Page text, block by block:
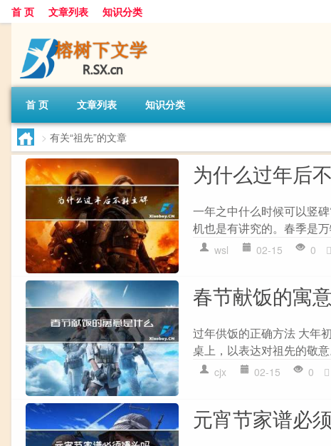
首 页 文章列表 知识分类
首 页 文章列表 知识分类
> 有关“祖先”的文章
为什么过年后
一年之中什么时候可以竖
机也是有讲究的。春季是
wsl 02-15 0
春节献饭的寓
过年供饭的正确方法 大年
桌上，以表达对祖先的敬
cjx 02-15 0
元宵节家谱必